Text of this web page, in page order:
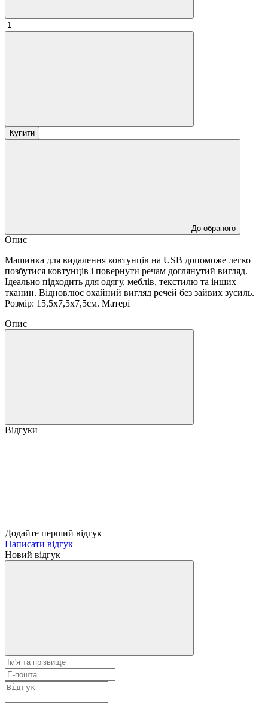
Купити
До обраного
Опис
Машинка для видалення ковтунців на USB допоможе легко
позбутися ковтунців і повернути речам доглянутий вигляд.
Ідеально підходить для одягу, меблів, текстилю та інших
тканин. Відновлює охайний вигляд речей без зайвих зусиль.
Розмір: 15,5х7,5х7,5см. Матері
Опис
Відгуки
Додайте перший відгук
Написати відгук
Новий відгук